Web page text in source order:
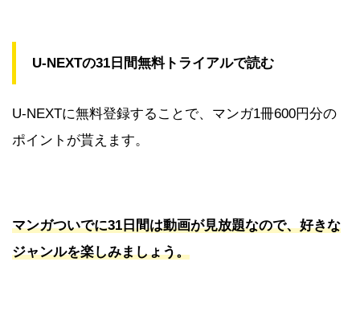
U-NEXTの31日間無料トライアルで読む
U-NEXTに無料登録することで、マンガ1冊600円分の
ポイントが貰えます。
マンガついでに31日間は動画が見放題なので、好きな
ジャンルを楽しみましょう。